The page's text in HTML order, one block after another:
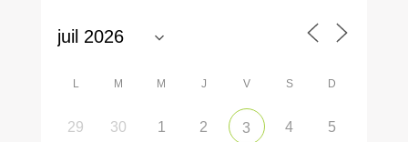
L M M J V S D
29 30 1 2 3 4 5